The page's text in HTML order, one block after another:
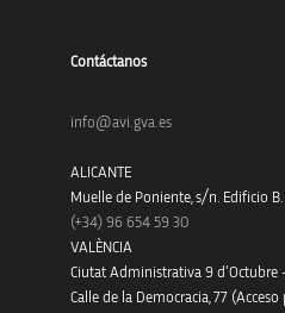
Contáctanos
info@avi.gva.es
ALICANTE
Muelle de Poniente, s/n. Edificio
(+34) 96 654 59 30
VALÈNCIA
Ciutat Administrativa 9 d’Octubre
Calle de la Democracia, 77